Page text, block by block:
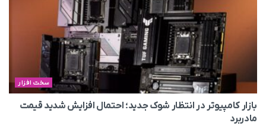
سخت افزار
بازار کامپیوتر در انتظار شوک جدید؛ احتمال افزایش شدید قیمت
مادربرد